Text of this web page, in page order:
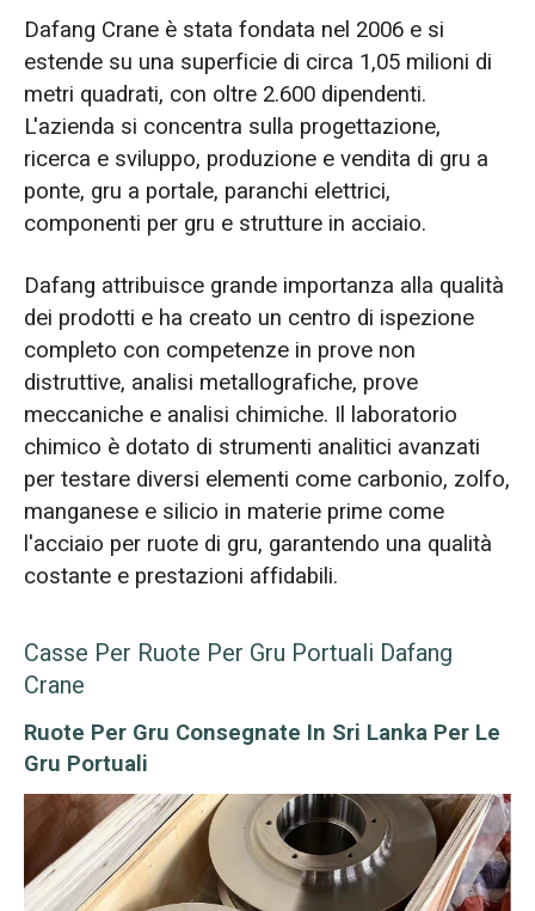
Dafang Crane è stata fondata nel 2006 e si
estende su una superficie di circa 1,05 milioni di
metri quadrati, con oltre 2.600 dipendenti.
L'azienda si concentra sulla progettazione,
ricerca e sviluppo, produzione e vendita di gru a
ponte, gru a portale, paranchi elettrici,
componenti per gru e strutture in acciaio.
Dafang attribuisce grande importanza alla qualità
dei prodotti e ha creato un centro di ispezione
completo con competenze in prove non
distruttive, analisi metallografiche, prove
meccaniche e analisi chimiche. Il laboratorio
chimico è dotato di strumenti analitici avanzati
per testare diversi elementi come carbonio, zolfo,
manganese e silicio in materie prime come
l'acciaio per ruote di gru, garantendo una qualità
costante e prestazioni affidabili.
Casse Per Ruote Per Gru Portuali Dafang
Crane
Ruote Per Gru Consegnate In Sri Lanka Per Le
Gru Portuali